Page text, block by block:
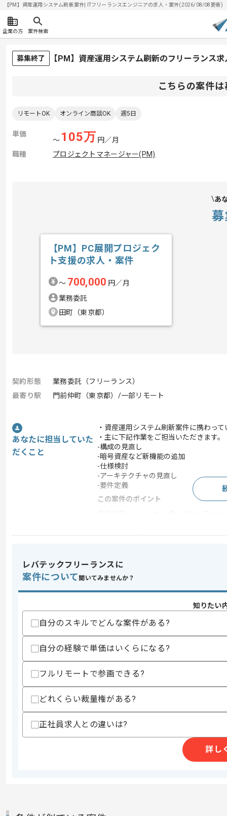
【PM】資産運用システム刷新案件| ITフリーランスエンジニアの求人・案件(2026/08/08更新)
企業の方 案件検索
募集終了 【PM】資産運用システム刷新のフリーランス
こちらの案件
リモートOK オンライン商談OK 週5日
単価
〜 105万 円／月
職種
プロジェクトマネージャー(PM)
あ
【PM】PC展開プロジェク
ト支援の求人・案件
〜 700,000 円／月
業務委託
田町（東京都）
契約形態
業務委託（フリーランス）
最寄り駅
門前仲町（東京都）/一部リモート
あなたに担当していた
だくこと
・資産運用システム刷新案件に携わっ
・主に下記作業をご担当いただきます。
-構成の見直し
-暗号資産など新機能の追加
-仕様検討
-アーキテクチャの見直し
-要件定義
この案件のポイント
スキル
求めるスキル
・FAIMS、T-STAR、Xnetなど資産運用
・資産運用の機能に関する知見
・暗号資産の法令に関する知見
・提案書、企画書の作成経験
・システム開発、インフラ構築に関する
歓迎スキル
・アーキテクトとしてシステム構成を
スキルに不安がある方へ
その他募集要項
商談回数
2026/06/01
レバテックフリーランスに
案件について 聞いてみませんか？
知りたい
自分のスキルでどんな案件がある?
自分の経験で単価はいくらになる?
フルリモートで参画できる?
どれくらい裁量権がある?
正社員求人との違いは?
詳し